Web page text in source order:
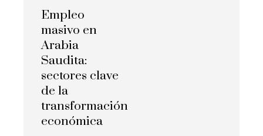
Empleo
masivo en
Arabia
Saudita:
sectores clave
de la
transformación
económica